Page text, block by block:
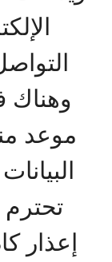
وهناك
موعد
تحترم
إعذار